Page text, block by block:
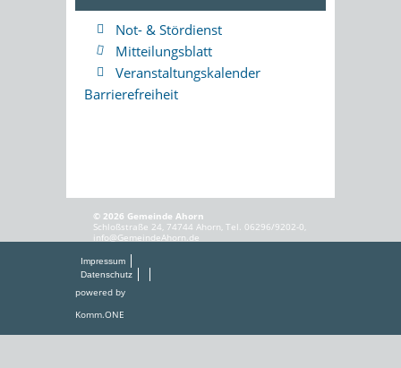
Not- & Stördienst
Mitteilungsblatt
Veranstaltungskalender
Barrierefreiheit
© 2026 Gemeinde Ahorn
Schloßstraße 24, 74744 Ahorn, Tel. 06296/9202-0,
info@GemeindeAhorn.de
Impressum
Datenschutz
powered by
Komm.ONE